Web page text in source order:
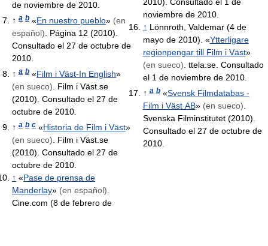
de noviembre de 2010.
↑ a b «En nuestro pueblo» (en
español). Página 12 (2010).
Consultado el 27 de octubre de
2010.
↑ a b «Film i Väst-In English»
(en sueco). Film i Väst.se
(2010). Consultado el 27 de
octubre de 2010.
↑ a b c «Historia de Film i Väst»
(en sueco). Film i Väst.se
(2010). Consultado el 27 de
octubre de 2010.
↑ «Pase de prensa de
Manderlay» (en español).
Cine.com (8 de febrero de
2010). Consultado el 1 de
noviembre de 2010.
↑ Lönnroth, Valdemar (4 de
mayo de 2010). «Ytterligare
regionpengar till Film i Väst»
(en sueco). ttela.se. Consultado
el 1 de noviembre de 2010.
↑a b«Svensk Filmdatabas -
Film i Väst AB» (en sueco).
Svenska Filminstitutet (2010).
Consultado el 27 de octubre de
2010.